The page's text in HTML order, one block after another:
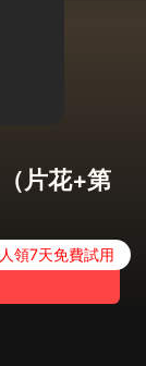
片花+第
領7天免費試用